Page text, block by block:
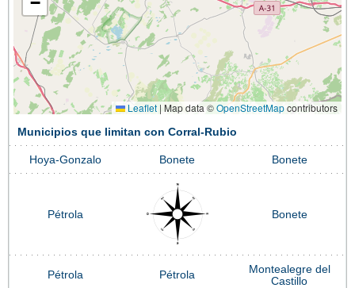
Leaflet | Map data ©OpenStreetMapcontributors
Municipios que limitan con Corral-Rubio
Hoya-Gonzalo Bonete Bonete
Pétrola Bonete
Pétrola Pétrola
Montealegre del
Castillo